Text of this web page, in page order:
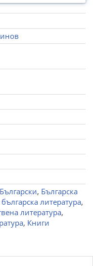
, Българска
литература,
литература,
, Книги